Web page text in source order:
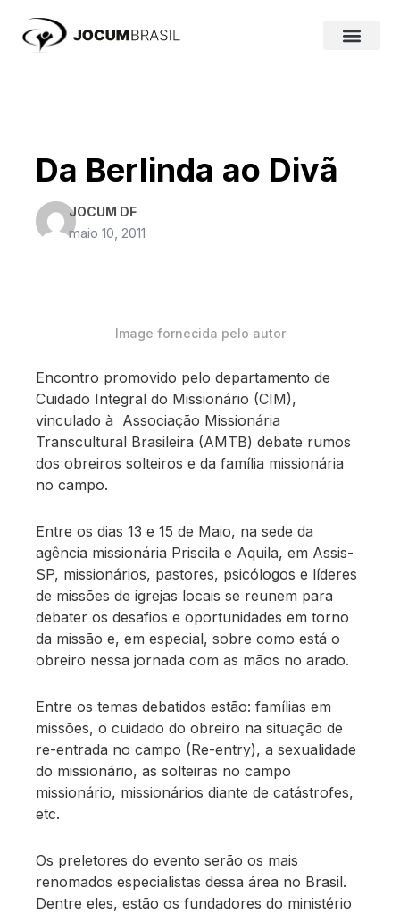
para
Da Berlinda ao Divã
JOCUM DF
maio 10, 2011
Image fornecida pelo autor
Encontro promovido pelo departamento de
Cuidado Integral do Missionário (CIM),
vinculado à Associação Missionária
Transcultural Brasileira (AMTB) debate rumos
dos obreiros solteiros e da família missionária
no campo.
Entre os dias 13 e 15 de Maio, na sede da
agência missionária Priscila e Aquila, em Assis-
SP, missionários, pastores, psicólogos e líderes
de missões de igrejas locais se reunem para
debater os desafios e oportunidades em torno
da missão e, em especial, sobre como está o
obreiro nessa jornada com as mãos no arado.
Entre os temas debatidos estão: famílias em
missões, o cuidado do obreiro na situação de
re-entrada no campo (Re-entry), a sexualidade
do missionário, as solteiras no campo
missionário, missionários diante de catástrofes,
etc.
Os preletores do evento serão os mais
renomados especialistas dessa área no Brasil.
Dentre eles, estão os fundadores do ministério